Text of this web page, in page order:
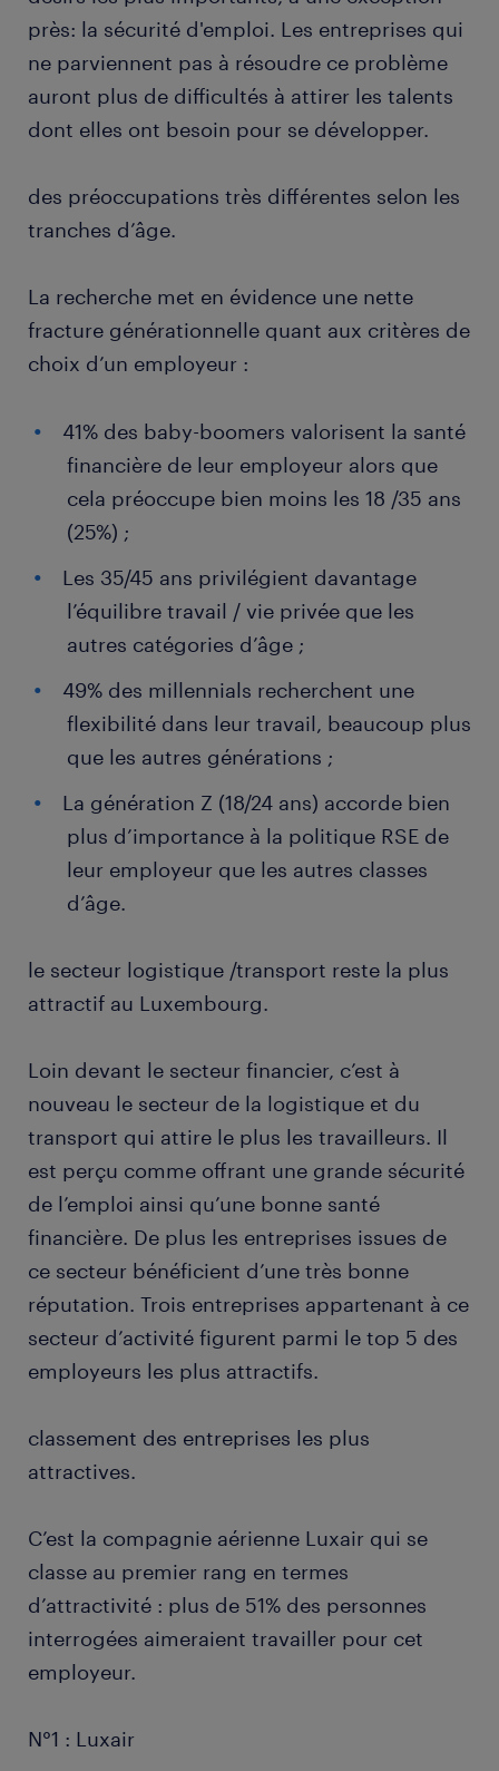
près: la sécurité d'emploi. Les entreprises qui
ne parviennent pas à résoudre ce problème
auront plus de difficultés à attirer les talents
dont elles ont besoin pour se développer.
des préoccupations très différentes selon les
tranches d’âge.
La recherche met en évidence une nette
fracture générationnelle quant aux critères de
choix d’un employeur :
41% des baby-boomers valorisent la santé
financière de leur employeur alors que
cela préoccupe bien moins les 18 /35 ans
(25%) ;
Les 35/45 ans privilégient davantage
l’équilibre travail / vie privée que les
autres catégories d’âge ;
49% des millennials recherchent une
flexibilité dans leur travail, beaucoup plus
que les autres générations ;
La génération Z (18/24 ans) accorde bien
plus d’importance à la politique RSE de
leur employeur que les autres classes
d’âge.
le secteur logistique /transport reste la plus
attractif au Luxembourg.
Loin devant le secteur financier, c’est à
nouveau le secteur de la logistique et du
transport qui attire le plus les travailleurs. Il
est perçu comme offrant une grande sécurité
de l’emploi ainsi qu’une bonne santé
financière. De plus les entreprises issues de
ce secteur bénéficient d’une très bonne
réputation. Trois entreprises appartenant à ce
secteur d’activité figurent parmi le top 5 des
employeurs les plus attractifs.
classement des entreprises les plus
attractives.
C’est la compagnie aérienne Luxair qui se
classe au premier rang en termes
d’attractivité : plus de 51% des personnes
interrogées aimeraient travailler pour cet
employeur.
N°1 : Luxair